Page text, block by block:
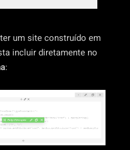
um site construído em
incluir diretamente no
: